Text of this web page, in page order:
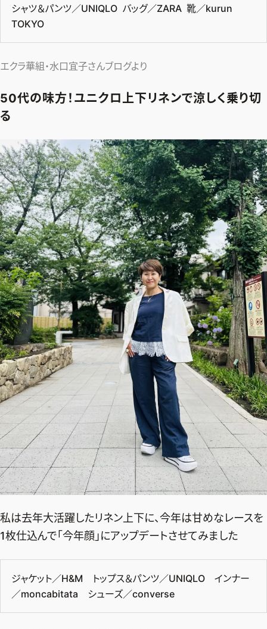
シャツ＆パンツ／UNIQLO バッグ／ZARA 靴／kurun
TOKYO
エクラ華組・水口宜子さんブログより
50代の味方！ユニクロ上下リネンで涼しく乗り切
る
私は去年大活躍したリネン上下に、今年は甘めなレースを
1枚仕込んで「今年顔」にアップデートさせてみました
ジャケット／H&M トップス＆パンツ／UNIQLO インナー
／moncabitata シューズ／converse